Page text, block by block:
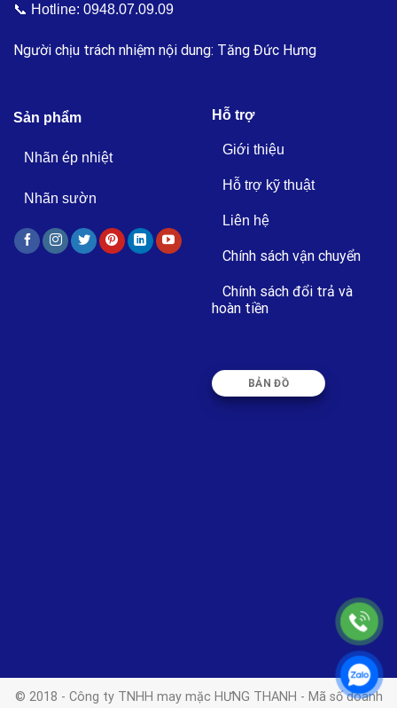
📞 Hotline: 0948.07.09.09
Người chịu trách nhiệm nội dung: Tăng Đức Hưng
Sản phẩm
Nhãn ép nhiệt
Nhãn sườn
Hỗ trợ
Giới thiệu
Hỗ trợ kỹ thuật
Liên hệ
Chính sách vận chuyển
Chính sách đổi trả và
hoàn tiền
BẢN ĐỒ
© 2018 - Công ty TNHH may mặc HƯNG THANH - Mã số doanh